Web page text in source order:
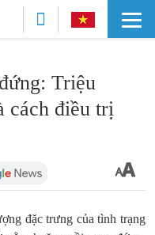
Triệu
cách điều trị
đặc trưng của tình trạng